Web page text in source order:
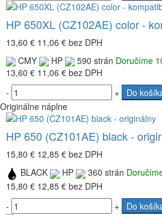
HP 650XL (CZ102AE) color -
13,60 € 11,06 € bez DPH
CMY
HP 590 strán Doručíme
13,60 € 11,06 € bez DPH
-
+
Do
Originálne náplne
HP 650 (CZ101AE) black -
15,80 € 12,85 € bez DPH
BLACK
HP 360 strán
15,80 € 12,85 € bez DPH
-
+ Do